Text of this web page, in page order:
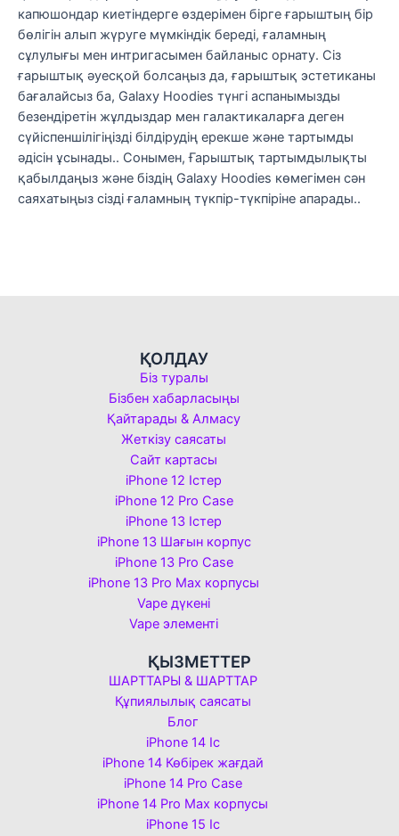
капюшондар киетіндерге өздерімен бірге ғарыштың бір
бөлігін алып жүруге мүмкіндік береді, ғаламның
сұлулығы мен интригасымен байланыс орнату. Сіз
ғарыштық әуесқой болсаңыз да, ғарыштық эстетиканы
бағалайсыз ба, Galaxy Hoodies түнгі аспанымызды
безендіретін жұлдыздар мен галактикаларға деген
сүйіспеншілігіңізді білдірудің ерекше және тартымды
әдісін ұсынады.. Сонымен, Ғарыштық тартымдылықты
қабылдаңыз және біздің Galaxy Hoodies көмегімен сән
саяхатыңыз сізді ғаламның түкпір-түкпіріне апарады..
ҚОЛДАУ
Біз туралы
Бізбен хабарласыңы
Қайтарады & Алмасу
Жеткізу саясаты
Сайт картасы
iPhone 12 Істер
iPhone 12 Pro Case
iPhone 13 Істер
iPhone 13 Шағын корпус
iPhone 13 Pro Case
iPhone 13 Pro Max корпусы
Vape дүкені
Vape элементі
ҚЫЗМЕТТЕР
ШАРТТАРЫ & ШАРТТАР
Құпиялылық саясаты
Блог
iPhone 14 Іс
iPhone 14 Көбірек жағдай
iPhone 14 Pro Case
iPhone 14 Pro Max корпусы
iPhone 15 Іс